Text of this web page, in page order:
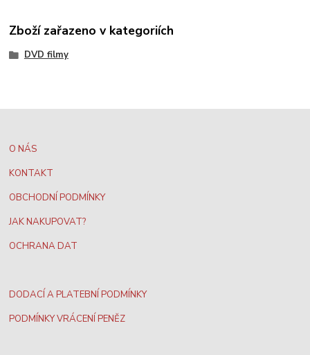
Zboží zařazeno v kategoriích
DVD filmy
O NÁS
KONTAKT
OBCHODNÍ PODMÍNKY
JAK NAKUPOVAT?
OCHRANA DAT
DODACÍ A PLATEBNÍ PODMÍNKY
PODMÍNKY VRÁCENÍ PENĚZ